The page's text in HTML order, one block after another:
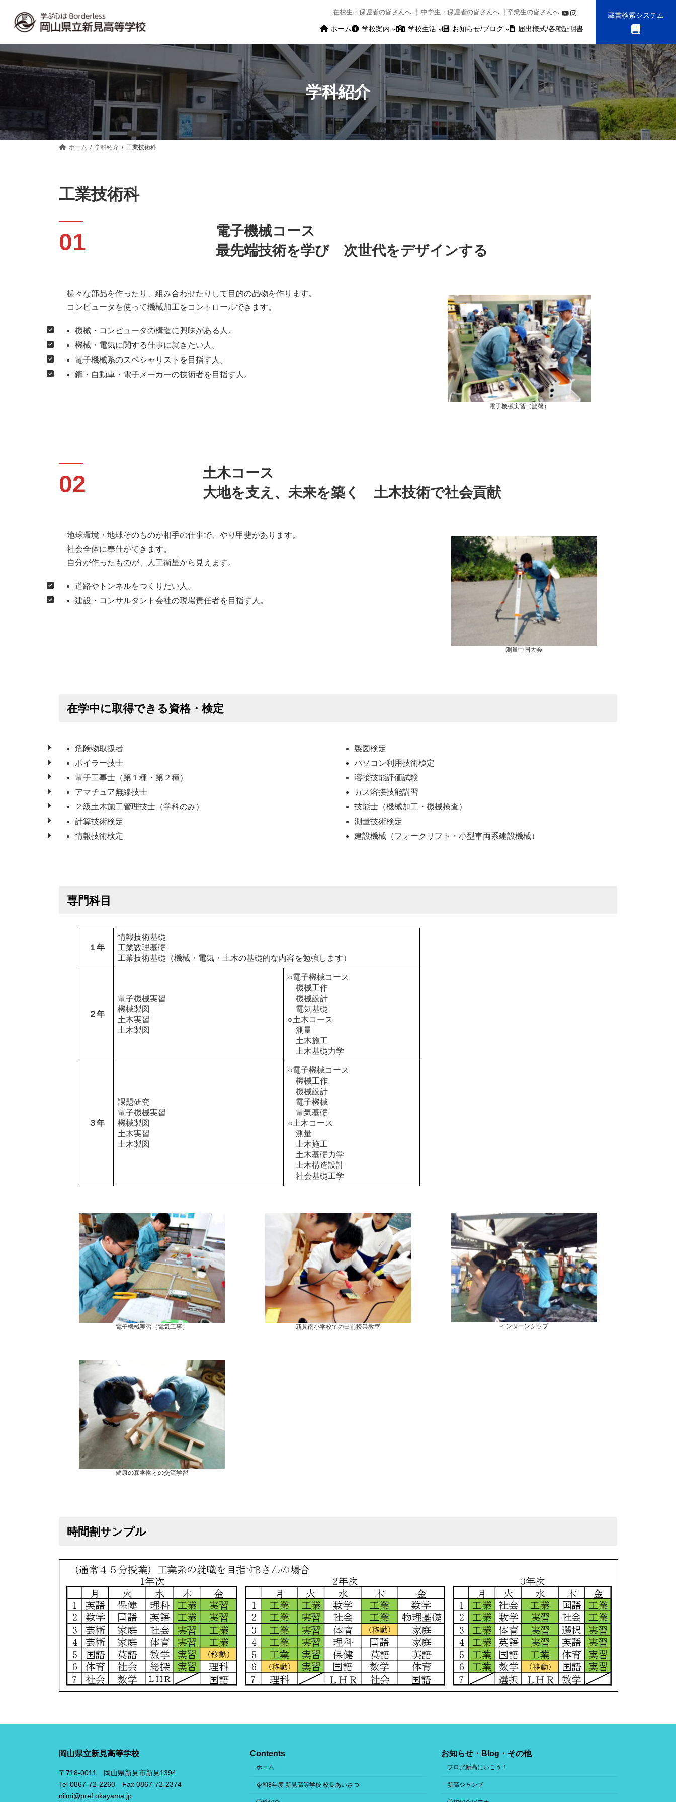
ツ
ス
シ
ン
在校生・保護者の皆さんへ 中学生・保護者の皆さんへ 卒業生の皆さんへ YouTube
Instagram
ホーム 学校案内 学校生活 お知らせ/ブログ 届出様式/各種証明書
蔵書検索システム
リ
ン
学科紹介
ホーム 学科紹介 工業技術科
工業技術科
01
電子機械コース
最先端技術を学び
次世代をデザインする
様々な部品を作ったり、組み合わせたりして目的の品物を作ります。
コンピュータを使って機械加工をコントロールできます。
機械・コンピュータの構造に興味がある人。
機械・電気に関する仕事に就きたい人。
電子機械系のスペシャリストを目指す人。
鋼・自動車・電子メーカーの技術者を目指す人。
電子機械実習（旋盤）
02
土木コース
大地を支え、未来を築く 土木技術で社会貢献
地球環境・地球そのものが相手の仕事で、やり甲斐があります。
社会全体に奉仕ができます。
自分が作ったものが、人工衛星から見えます。
道路やトンネルをつくりたい人。
建設・コンサルタント会社の現場責任者を目指す人。
測量中国大会
在学中に取得できる資格・検定
危険物取扱者
ボイラー技士
電子工事士（第１種・第２種）
アマチュア無線技士
２級土木施工管理技士（学科のみ）
計算技術検定
情報技術検定
製図検定
パソコン利用技術検定
溶接技能評価試験
ガス溶接技能講習
技能士（機械加工・機械検査）
測量技術検定
建設機械（フォークリフト・小型車両系建設機械）
専門科目
１年
情報技術基礎
工業数理基礎
工業技術基礎（機械・電気・土木の基礎的な内容を勉強します）
２年
電子機械実習
機械製図
土木実習
土木製図
○電子機械コース
機械工作
機械設計
電気基礎
○土木コース
測量
土木施工
土木基礎力学
３年
課題研究
電子機械実習
機械製図
土木実習
土木製図
○電子機械コース
機械工作
機械設計
電子機械
電気基礎
○土木コース
測量
土木施工
土木基礎力学
土木構造設計
社会基礎工学
電子機械実習（電気工事） 新見南小学校での出前授業教室 インターンシップ
健康の森学園との交流学習
時間割サンプル
岡山県立新見高等学校
〒718-0011 岡山県新見市新見1394
Tel 0867-72-2260 Fax 0867-72-2374
niimi@pref.okayama.jp
Contents
ホーム
令和8年度 新見高等学校 校長あいさつ
お知らせ・Blog・その他
ブログ新高にいこう！
新高ジャンプ